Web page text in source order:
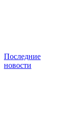
Последние
новости